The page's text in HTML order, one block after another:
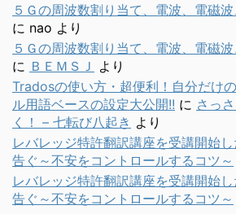
５Ｇの周波数割り当て、電波、電磁
に nao より
５Ｇの周波数割り当て、電波、電磁
に ＢＥＭＳＪ より
Tradosの使い方・超便利！自分だけ
ル用語ベースの設定大公開!! に さっ
く！ – 七転び八起き より
レバレッジ特許翻訳講座を受講開始
告ぐ～不安をコントロールするコツ～
レバレッジ特許翻訳講座を受講開始
告ぐ～不安をコントロールするコツ～